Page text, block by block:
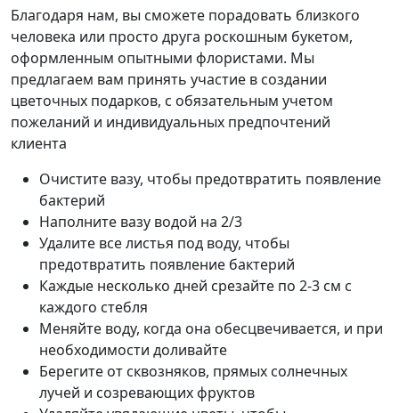
Благодаря нам, вы сможете порадовать близкого
человека или просто друга роскошным букетом,
оформленным опытными флористами. Мы
предлагаем вам принять участие в создании
цветочных подарков, с обязательным учетом
пожеланий и индивидуальных предпочтений
клиента
Очистите вазу, чтобы предотвратить появление
бактерий
Наполните вазу водой на 2/3
Удалите все листья под воду, чтобы
предотвратить появление бактерий
Каждые несколько дней срезайте по 2-3 см с
каждого стебля
Меняйте воду, когда она обесцвечивается, и при
необходимости доливайте
Берегите от сквозняков, прямых солнечных
лучей и созревающих фруктов